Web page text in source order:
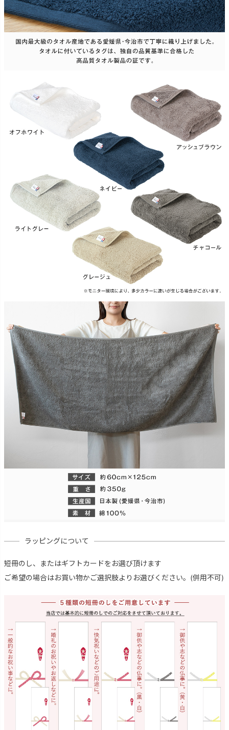
ラッピングについて
短冊のし、またはギフトカードをお選び頂けます
ご希望の場合はお買い物かご選択肢よりお選びください。(併用不可)